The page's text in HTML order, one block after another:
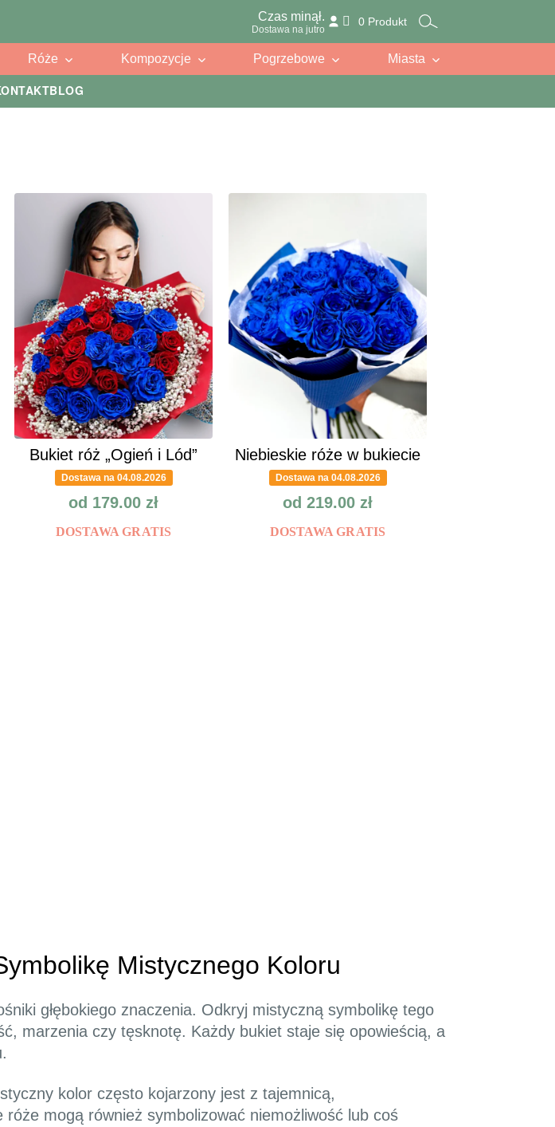
BLOG
Czas minął.
Dostawa na jutro
0 Produkt
Róże Kompozycje Pogrzebowe Miasta
Bukiet róż „Ogień i Lód”
Dostawa na 04.08.2026
od 179.00 zł
DOSTAWA GRATIS
Niebieskie róże w bukiecie
Dostawa na 04.08.2026
od 219.00 zł
DOSTAWA GRATIS
Mistycznego Koloru
głębokiego znaczenia. Odkryj mistyczną symbolikę tego
marzenia czy tęsknotę. Każdy bukiet staje się opowieścią, a
kolor często kojarzony jest z tajemnicą,
mogą również symbolizować niemożliwość lub coś